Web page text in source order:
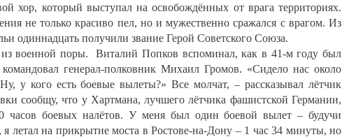
хор, который выступал на освобождённых от врага территориях.
не только красиво пел, но и мужественно сражался с врагом. Из
одиннадцать получили звание Герой Советского Союза.
военной поры. Виталий Попков вспоминал, как в 41-м году был
генерал-полковник Михаил Громов. «Сидело нас около
у кого есть боевые вылеты?» Все молчат, – рассказывал лётчик
сообщу, что у Хартмана, лучшего лётчика фашистской Германии,
часов боевых налётов. У меня был один боевой вылет – будучи
летал на прикрытие моста в Ростове-на-Дону – 1 час 34 минуты, но